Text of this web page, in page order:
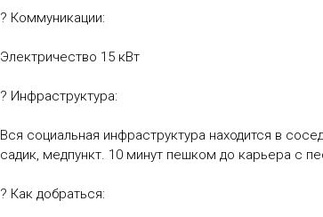
? Коммуникации:
Электричество 15 кВт
? Инфраструктура:
Вся социальная инфраструктура находится в
садик, медпункт. 10 минут пешком до карьера с
? Как добраться: